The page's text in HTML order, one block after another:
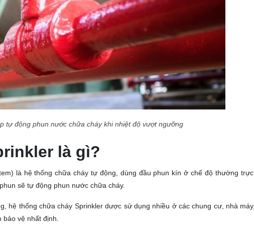
tự động phun nước chữa cháy khi nhiệt độ vượt ngưỡng
là gì?
là hệ thống chữa cháy tự động, dùng đầu phun kín ở chế độ thường trực.
sẽ tự động phun nước chữa cháy.
hệ thống chữa cháy Sprinkler dược sử dụng nhiều ở các chung cư, nhà máy,
vệ nhất định.